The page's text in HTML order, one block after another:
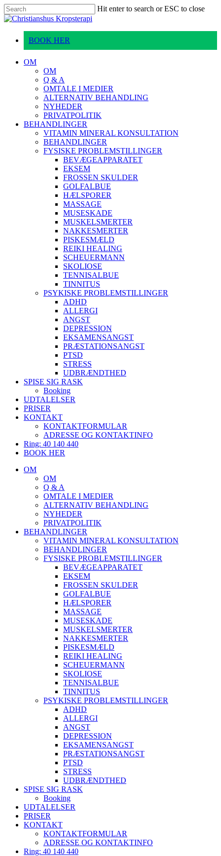
Skip
to
Hit enter to search or ESC to close
Close
BOOK HER
Menu
OM
OM
Q & A
OMTALE I MEDIER
ALTERNATIV BEHANDLING
NYHEDER
PRIVATPOLITIK
BEHANDLINGER
VITAMIN MINERAL KONSULTATION
BEHANDLINGER
FYSISKE PROBLEMSTILLINGER
BEVÆGEAPPARATET
EKSEM
FROSSEN SKULDER
GOLFALBUE
HÆLSPORER
MASSAGE
MUSESKADE
MUSKELSMERTER
NAKKESMERTER
PISKESMÆLD
REIKI HEALING
SCHEUERMANN
SKOLIOSE
TENNISALBUE
TINNITUS
PSYKISKE PROBLEMSTILLINGER
ADHD
ALLERGI
ANGST
DEPRESSION
EKSAMENSANGST
PRÆSTATIONSANGST
PTSD
STRESS
UDBRÆNDTHED
SPISE SIG RASK
Booking
UDTALELSER
PRISER
KONTAKT
KONTAKTFORMULAR
ADRESSE OG KONTAKTINFO
Ring: 40 140 440
BOOK HER
OM
OM
Q & A
OMTALE I MEDIER
ALTERNATIV BEHANDLING
NYHEDER
PRIVATPOLITIK
BEHANDLINGER
VITAMIN MINERAL KONSULTATION
BEHANDLINGER
FYSISKE PROBLEMSTILLINGER
BEVÆGEAPPARATET
EKSEM
FROSSEN SKULDER
GOLFALBUE
HÆLSPORER
MASSAGE
MUSESKADE
MUSKELSMERTER
NAKKESMERTER
PISKESMÆLD
REIKI HEALING
SCHEUERMANN
SKOLIOSE
TENNISALBUE
TINNITUS
PSYKISKE PROBLEMSTILLINGER
ADHD
ALLERGI
ANGST
DEPRESSION
EKSAMENSANGST
PRÆSTATIONSANGST
PTSD
STRESS
UDBRÆNDTHED
SPISE SIG RASK
Booking
UDTALELSER
PRISER
KONTAKT
KONTAKTFORMULAR
ADRESSE OG KONTAKTINFO
Ring: 40 140 440